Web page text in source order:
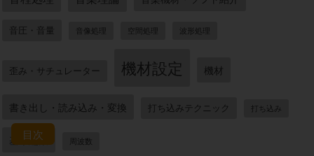
目次
音圧・音量 音像処理 空間処理 波形処理
歪み・サチュレーター 機材設定 機材
書き出し・読み込み・変換 打ち込みテクニック 打ち込み
基本編集 周波数